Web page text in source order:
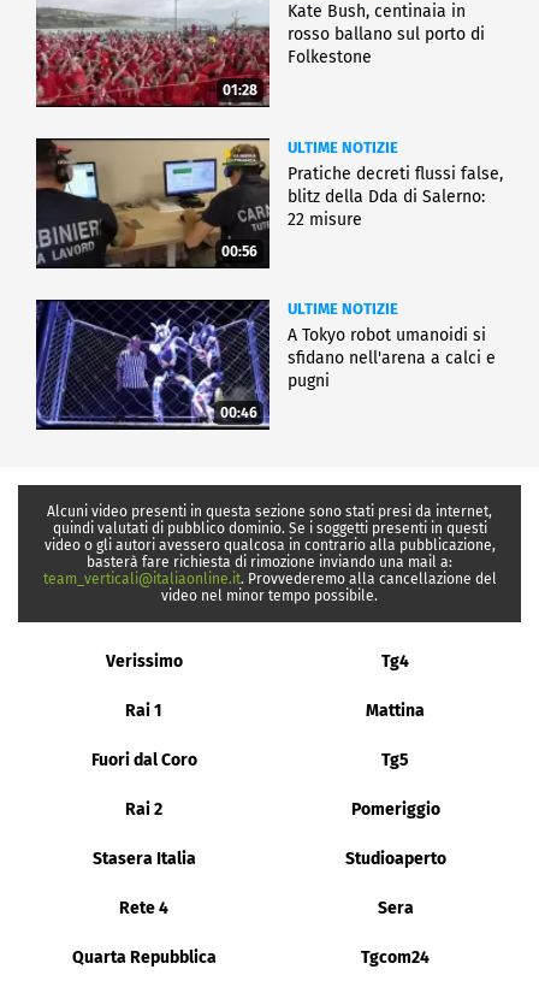
01:28
Kate Bush, centinaia in
rosso ballano sul porto di
Folkestone
00:56
ULTIME NOTIZIE
Pratiche decreti flussi false,
blitz della Dda di Salerno:
22 misure
00:46
ULTIME NOTIZIE
A Tokyo robot umanoidi si
sfidano nell'arena a calci e
pugni
Alcuni video presenti in questa sezione sono stati presi da internet,
quindi valutati di pubblico dominio. Se i soggetti presenti in questi
video o gli autori avessero qualcosa in contrario alla pubblicazione,
basterà fare richiesta di rimozione inviando una mail a:
team_verticali@italiaonline.it. Provvederemo alla cancellazione del
video nel minor tempo possibile.
Verissimo Tg4
Rai 1 Mattina
Fuori dal Coro Tg5
Rai 2 Pomeriggio
Stasera Italia Studioaperto
Rete 4 Sera
Quarta Repubblica Tgcom24